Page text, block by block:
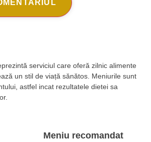
serviciul care oferă zilnic alimente
un stil de viață sănătos. Meniurile sunt
astfel incat rezultatele dietei sa
Meniu recomandat